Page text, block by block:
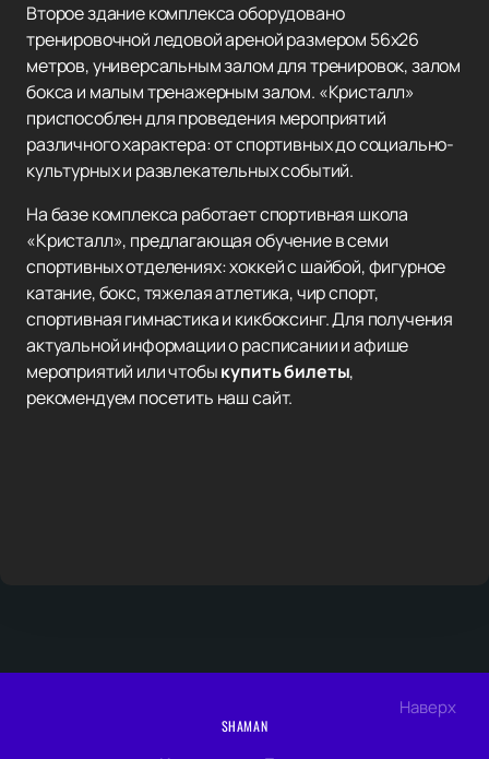
Второе здание комплекса оборудовано
тренировочной ледовой ареной размером 56х26
метров, универсальным залом для тренировок, залом
бокса и малым тренажерным залом. «Кристалл»
приспособлен для проведения мероприятий
различного характера: от спортивных до социально-
культурных и развлекательных событий.
На базе комплекса работает спортивная школа
«Кристалл», предлагающая обучение в семи
спортивных отделениях: хоккей с шайбой, фигурное
катание, бокс, тяжелая атлетика, чир спорт,
спортивная гимнастика и кикбоксинг. Для получения
актуальной информации о расписании и афише
мероприятий или чтобыкупить билеты,
рекомендуем посетить наш сайт.
Наверх
SHAMAN